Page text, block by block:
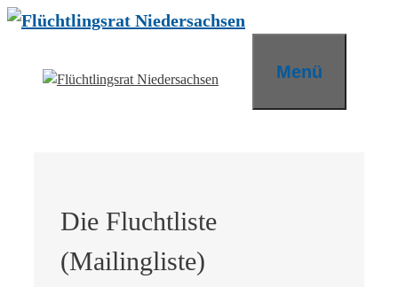
Zum
Menü
Die Fluchtliste
(Mailingliste)